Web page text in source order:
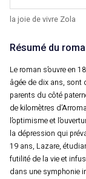
la joie de vivre Zola
Résumé du
Le roman s’ouvre en
âgée de dix ans, sont
parents du côté
de kilomètres
l’optimisme et
la dépression qui
19 ans, Lazare,
futilité de la vie et
dans une symphonie